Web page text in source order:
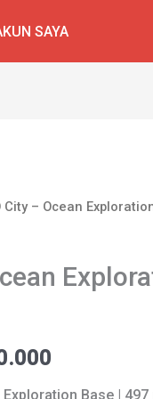
SAYA
City – Ocean
Exploration Base |